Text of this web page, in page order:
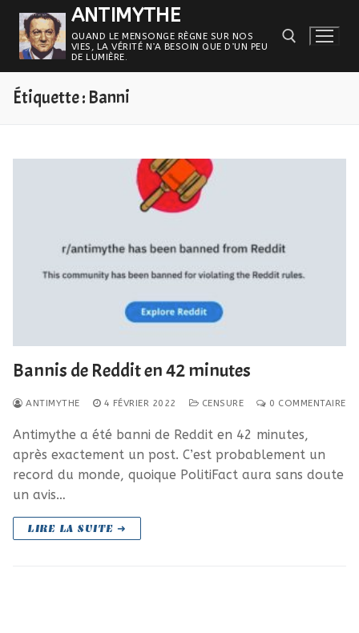
Aller
contenu
ANTIMYTHE
QUAND LE MENSONGE RÈGNE SUR NOS
VIES, LA VÉRITÉ N’A BESOIN QUE D’UN PEU
DE LUMIÈRE.
Étiquette : Banni
Bannis de Reddit en 42 minutes
ANTIMYTHE 4 FÉVRIER 2022 CENSURE 0 COMMENTAIRE
Antimythe a été banni de Reddit en 42 minutes,
après exactement un post. C’est probablement un
record du monde, quoique PolitiFact aura sans doute
un avis…
LIRE LA SUITE ➜